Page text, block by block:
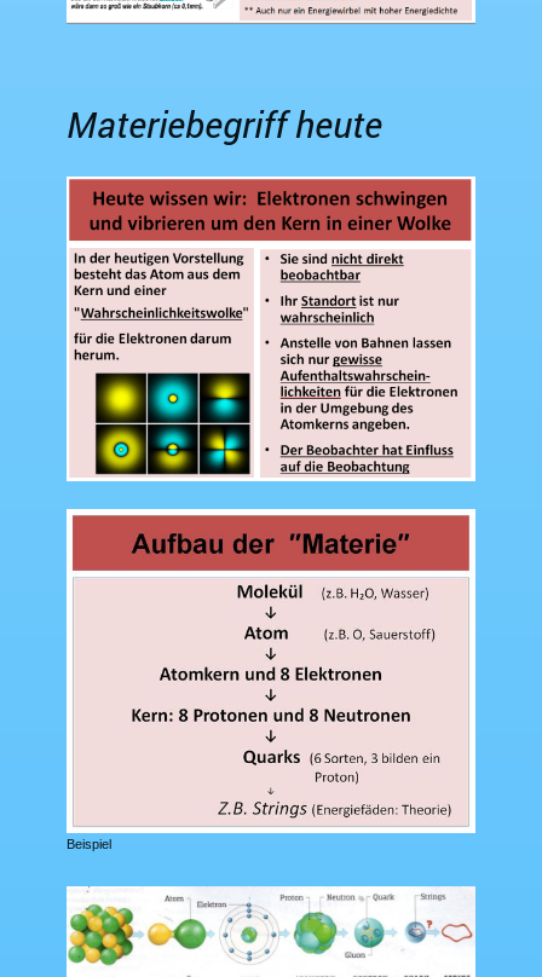
Materiebegriff heute
Beispiel